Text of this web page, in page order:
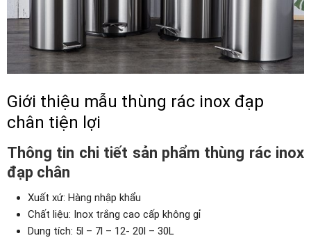
Giới thiệu mẫu thùng rác inox đạp
chân tiện lợi
Thông tin chi tiết sản phẩm thùng rác inox
đạp chân
Xuất xứ: Hàng nhập khẩu
Chất liệu: Inox trắng cao cấp không gỉ
Dung tích: 5l – 7l – 12- 20l – 30L